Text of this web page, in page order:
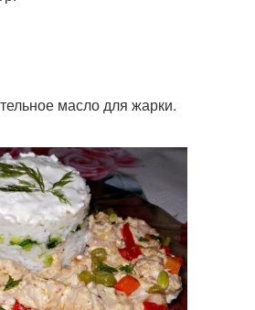
масло для жарки.